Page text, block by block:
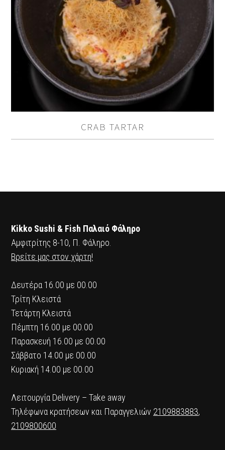
CRAB TARTAR
Kikko Sushi & Fish Παλαιό Φάληρο
Αμφιτρίτης 8-10, Π. Φάληρο.
Βρείτε μας στον χάρτη!
Δευτέρα 16.00 με 00.00
Τρίτη Κλειστά
Τετάρτη Κλειστά
Πέμπτη 16.00 με 00.00
Παρασκευή 16.00 με 00.00
Σάββατο 14.00 με 00.00
Κυριακή 14.00 με 00.00
Λειτουργία Delivery – Take away
Τηλέφωνα κρατήσεων και Παραγγελιών 2109883883,
2109800600